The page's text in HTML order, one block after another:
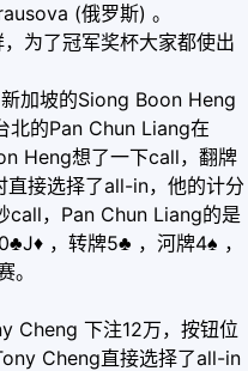
(俄罗斯) 。
为了冠军奖杯大家都使出
加坡的Siong Boon Heng
北的Pan Chun Liang在
Heng想了一下call，翻牌
接选择了all-in，他的计分
call，Pan Chun Liang的是
♦ ，转牌5♣ ，河牌4♠ ，
Cheng 下注12万，按钮位
Cheng直接选择了all-in